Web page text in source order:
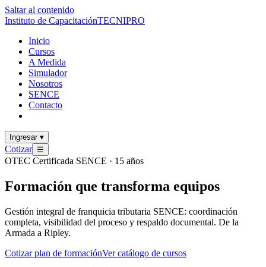
Saltar al contenido
Instituto de CapacitaciónTECNIPRO
Inicio
Cursos
A Medida
Simulador
Nosotros
SENCE
Contacto
Ingresar ▾
Cotizar ☰
OTEC Certificada SENCE · 15 años
Formación que transforma equipos
Gestión integral de franquicia tributaria SENCE: coordinación
completa, visibilidad del proceso y respaldo documental. De la
Armada a Ripley.
Cotizar plan de formaciónVer catálogo de cursos